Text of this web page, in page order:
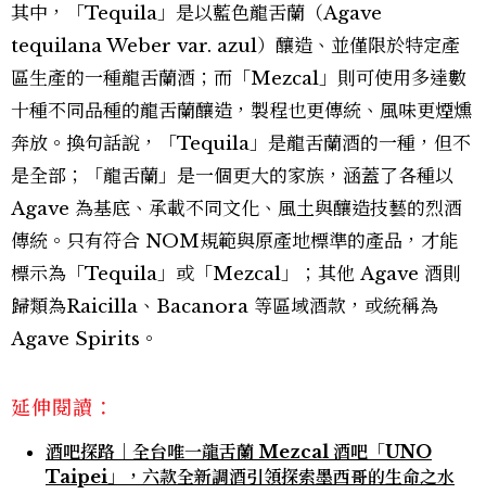
其中，「Tequila」是以藍色龍舌蘭（Agave
tequilana Weber var. azul）釀造、並僅限於特定產
區生產的一種龍舌蘭酒；而「Mezcal」則可使用多達數
十種不同品種的龍舌蘭釀造，製程也更傳統、風味更煙燻
奔放。換句話說，「Tequila」是龍舌蘭酒的一種，但不
是全部；「龍舌蘭」是一個更大的家族，涵蓋了各種以
Agave 為基底、承載不同文化、風土與釀造技藝的烈酒
傳統。只有符合 NOM規範與原產地標準的產品，才能
標示為「Tequila」或「Mezcal」；其他 Agave 酒則
歸類為Raicilla、Bacanora 等區域酒款，或統稱為
Agave Spirits。
延伸閱讀：
酒吧探路｜全台唯一龍舌蘭 Mezcal 酒吧「UNO
Taipei」，六款全新調酒引領探索墨西哥的生命之水